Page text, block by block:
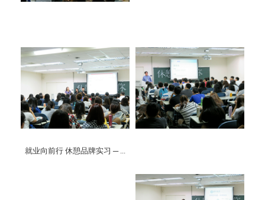
就业向前行 休憩品牌实习 ─ ...